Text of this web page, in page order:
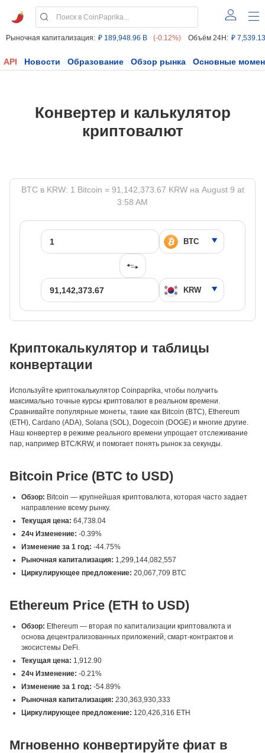
Рыночная капитализация: ₽ 189,948.96 B (-0.12%) Объём 24H: ₽
API Новости Образование Обзор рынка Основные
Конвертер и калькулятор
криптовалют
BTC в KRW: 1 Bitcoin = 91,142,373.67 KRW на August 9 at
3:58 AM
Криптокалькулятор и таблицы
конвертации
Используйте криптокалькулятор Coinpaprika, чтобы получить
максимально точные курсы криптовалют в реальном времени.
Сравнивайте популярные монеты, такие как Bitcoin (BTC), Ethereum
(ETH), Cardano (ADA), Solana (SOL), Dogecoin (DOGE) и многие другие.
Наш конвертер в режиме реального времени упрощает отслеживание
пар, например BTC/KRW, и помогает понять рынок за секунды.
Bitcoin Price (BTC to USD)
Обзор: Bitcoin — крупнейшая криптовалюта, которая часто задает
направление всему рынку.
Текущая цена: 64,738.04
24ч Изменение: -0.39%
Изменение за 1 год: -44.75%
Рыночная капитализация: 1,299,144,082,557
Циркулирующее предложение: 20,067,709 BTC
Ethereum Price (ETH to USD)
Обзор: Ethereum — вторая по капитализации криптовалюта и
основа децентрализованных приложений, смарт-контрактов и
экосистемы DeFi.
Текущая цена: 1,912.90
24ч Изменение: -0.21%
Изменение за 1 год: -54.89%
Рыночная капитализация: 230,363,930,333
Циркулирующее предложение: 120,426,316 ETH
Мгновенно конвертируйте фиат в